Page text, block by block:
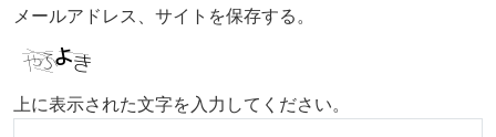
メールアドレス、サイトを保存する。
上に表示された文字を入力してください。